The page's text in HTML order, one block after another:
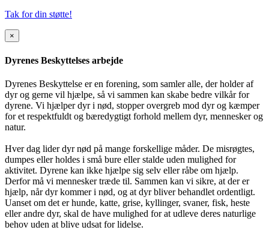
Tak for din støtte!
×
Dyrenes Beskyttelses arbejde
Dyrenes Beskyttelse er en forening, som samler alle, der holder af
dyr og gerne vil hjælpe, så vi sammen kan skabe bedre vilkår for
dyrene. Vi hjælper dyr i nød, stopper overgreb mod dyr og kæmper
for et respektfuldt og bæredygtigt forhold mellem dyr, mennesker og
natur.
Hver dag lider dyr nød på mange forskellige måder. De misrøgtes,
dumpes eller holdes i små bure eller stalde uden mulighed for
aktivitet. Dyrene kan ikke hjælpe sig selv eller råbe om hjælp.
Derfor må vi mennesker træde til. Sammen kan vi sikre, at der er
hjælp, når dyr kommer i nød, og at dyr bliver behandlet ordentligt.
Uanset om det er hunde, katte, grise, kyllinger, svaner, fisk, heste
eller andre dyr, skal de have mulighed for at udleve deres naturlige
behov uden at blive udsat for lidelse.